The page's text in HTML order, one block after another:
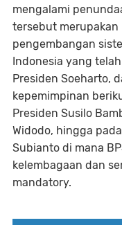
mengalami
tersebut
pengembangan
Indonesia yang
Presiden Soeharto,
kepemimpinan
Presiden Susilo
Widodo, hingga
Subianto di mana
kelembagaan dan
mandatory.